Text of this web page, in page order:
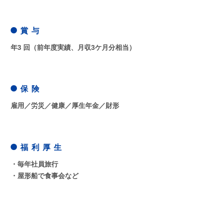
賞 与
年3 回（前年度実績、月収3ケ月分相当）
保 険
雇用／労災／健康／厚生年金／財形
福 利 厚 生
・毎年社員旅行
・屋形船で食事会など